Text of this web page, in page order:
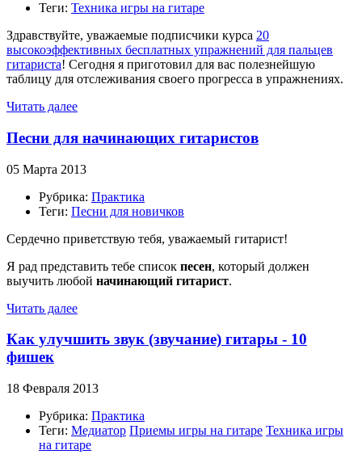
Теги: Техника игры на гитаре
Здравствуйте, уважаемые подписчики курса 20
высокоэффективных бесплатных упражнений для пальцев
гитариста! Сегодня я приготовил для вас полезнейшую
таблицу для отслеживания своего прогресса в упражнениях.
Читать далее
Песни для начинающих гитаристов
05 Марта 2013
Рубрика: Практика
Теги: Песни для новичков
Сердечно приветствую тебя, уважаемый гитарист!
Я рад представить тебе список песен, который должен
выучить любой начинающий гитарист.
Читать далее
Как улучшить звук (звучание) гитары - 10
фишек
18 Февраля 2013
Рубрика: Практика
Теги: Медиатор Приемы игры на гитаре Техника игры
на гитаре